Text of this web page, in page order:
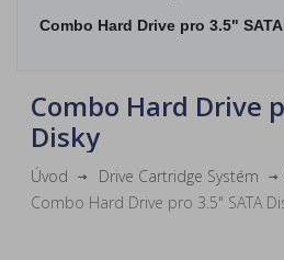
Combo Hard Drive pro 3.5"
Combo Hard Drive
Disky
Úvod Drive Cartridge Systém
Combo Hard Drive pro 3.5" SATA